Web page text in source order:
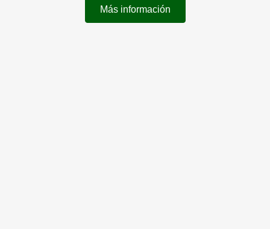
Más información